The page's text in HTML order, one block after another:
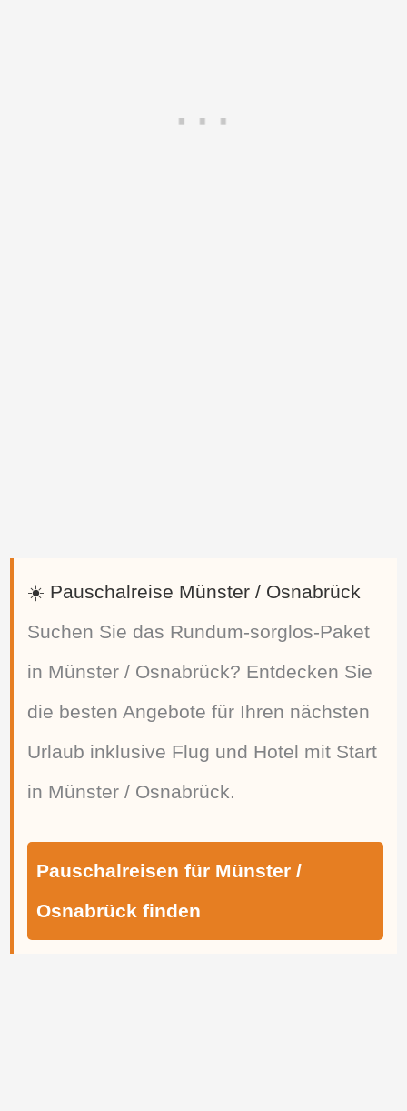
☀️ Pauschalreise Münster / Osnabrück
Suchen Sie das Rundum-sorglos-Paket
in Münster / Osnabrück? Entdecken Sie
die besten Angebote für Ihren nächsten
Urlaub inklusive Flug und Hotel mit Start
in Münster / Osnabrück.
Pauschalreisen für Münster /
Osnabrück finden